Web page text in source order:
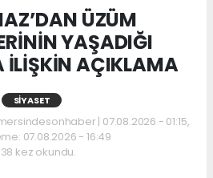
ÜZÜM
YAŞADIĞI
İLİŞKİN AÇIKLAMA
SIYASET
| 07.08.2026 - 01:15,
07.08.2026 - 16:49
kez okundu.